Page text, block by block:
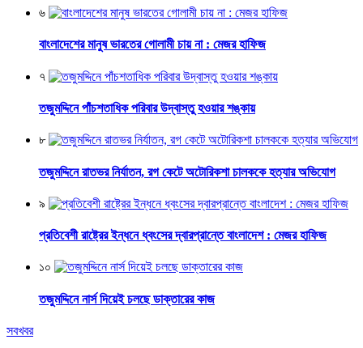
৬
বাংলাদেশের মানুষ ভারতের গোলামী চায় না : মেজর হাফিজ
৭
তজুমদ্দিনে পাঁচশতাধিক পরিবার উদ্বাস্তু হওয়ার শঙ্কায়
৮
তজুমদ্দিনে রাতভর নির্যাতন, রগ কেটে অটোরিকশা চালককে হত্যার অভিযোগ
৯
প্রতিবেশী রাষ্ট্রের ইন্ধনে ধ্বংসের দ্বারপ্রান্তে বাংলাদেশ : মেজর হাফিজ
১০
তজুমদ্দিনে নার্স দিয়েই চলছে ডাক্তারের কাজ
সবখবর